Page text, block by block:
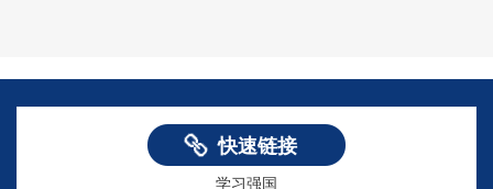
快速链接
学信网
资料下载专区
学习强国